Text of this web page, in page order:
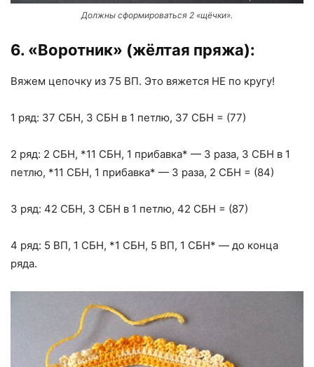
Должны сформироваться 2 «щёчки».
6. «Воротник» (жёлтая пряжа):
Вяжем цепочку из 75 ВП. Это вяжется НЕ по кругу!
1 ряд: 37 СБН, 3 СБН в 1 петлю, 37 СБН = (77)
2 ряд: 2 СБН, *11 СБН, 1 прибавка* — 3 раза, 3 СБН в 1
петлю, *11 СБН, 1 прибавка* — 3 раза, 2 СБН = (84)
3 ряд: 42 СБН, 3 СБН в 1 петлю, 42 СБН = (87)
4 ряд: 5 ВП, 1 СБН, *1 СБН, 5 ВП, 1 СБН* — до конца
ряда.